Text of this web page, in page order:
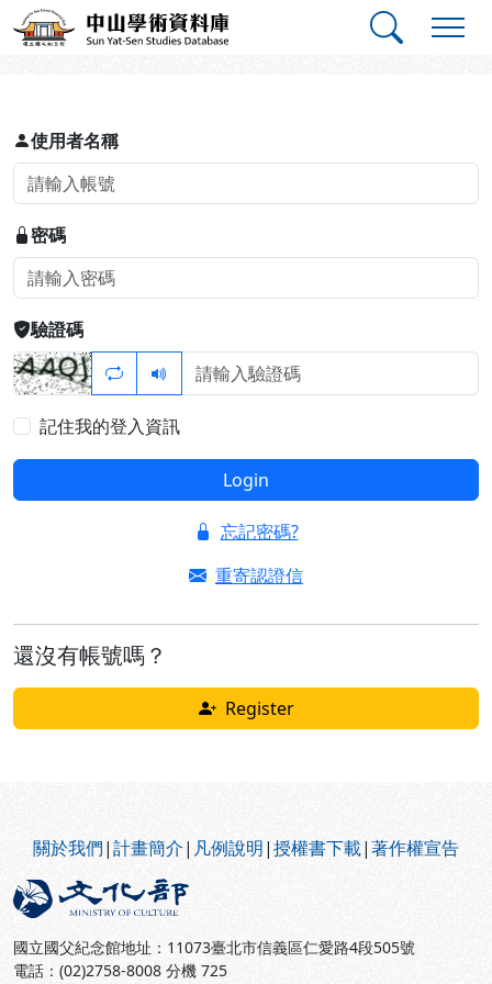
跳到主要內容
中山學術資料庫
登入
使用者名稱
密碼
驗證碼
記住我的登入資訊
Login
忘記密碼?
重寄認證信
還沒有帳號嗎？
Register
關於我們|計畫簡介| 凡例說明|授權書下載|著作權宣告
國立國父紀念館地址：11073臺北市信義區仁愛路4段505號
電話：(02)2758-8008 分機 725